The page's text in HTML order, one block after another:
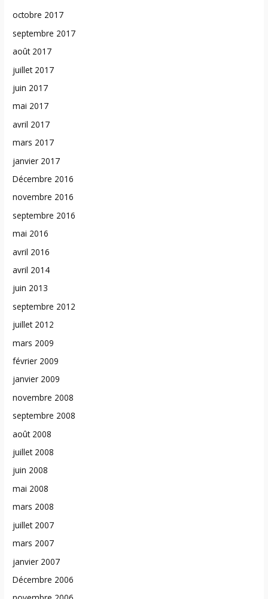
octobre 2017
septembre 2017
août 2017
juillet 2017
juin 2017
mai 2017
avril 2017
mars 2017
janvier 2017
Décembre 2016
novembre 2016
septembre 2016
mai 2016
avril 2016
avril 2014
juin 2013
septembre 2012
juillet 2012
mars 2009
février 2009
janvier 2009
novembre 2008
septembre 2008
août 2008
juillet 2008
juin 2008
mai 2008
mars 2008
juillet 2007
mars 2007
janvier 2007
Décembre 2006